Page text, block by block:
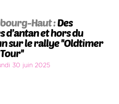
Haut :Des
d’antan et hors du
sur le rallye ''Oldtimer
30 juin 2025